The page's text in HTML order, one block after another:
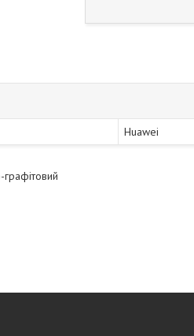
Huawei